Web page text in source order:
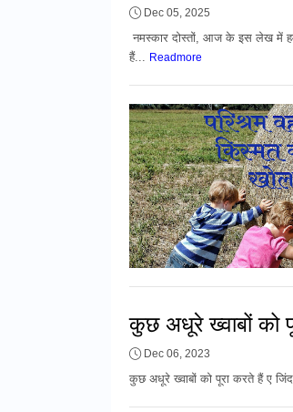
Dec 05, 2025
नमस्कार दोस्तों, आज के इस लेख में हम
हैं... Readmore
कुछ अधूरे ख्वाबों को
Dec 06, 2023
कुछ अधूरे ख्वाबों को पूरा करते हैं ए